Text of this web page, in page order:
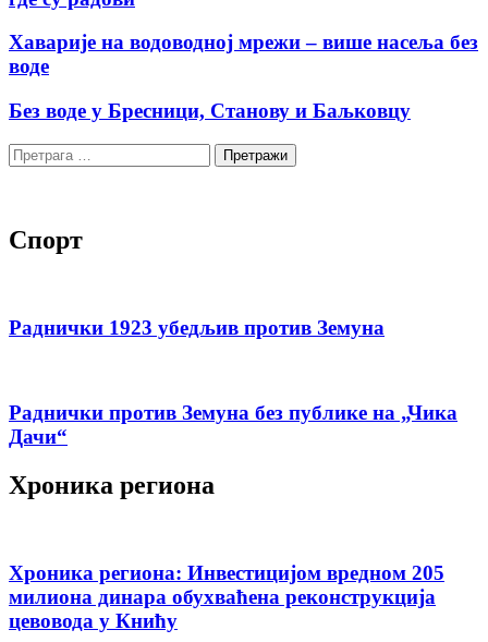
Хаварије на водоводној мрежи – више насеља без
воде
Без воде у Бресници, Станову и Баљковцу
Претрага
за:
Спорт
Раднички 1923 убедљив против Земуна
Раднички против Земуна без публике на „Чика
Дачи“
Хроника региона
Хроника региона: Инвестицијом вредном 205
милиона динара обухваћена реконструкција
цевовода у Книћу